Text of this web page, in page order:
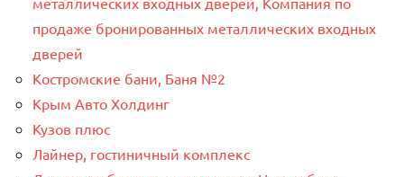
продаже бронированных металлических входных
дверей
Костромские бани, Баня №2
Крым Авто Холдинг
Кузов плюс
Лайнер, гостиничный комплекс